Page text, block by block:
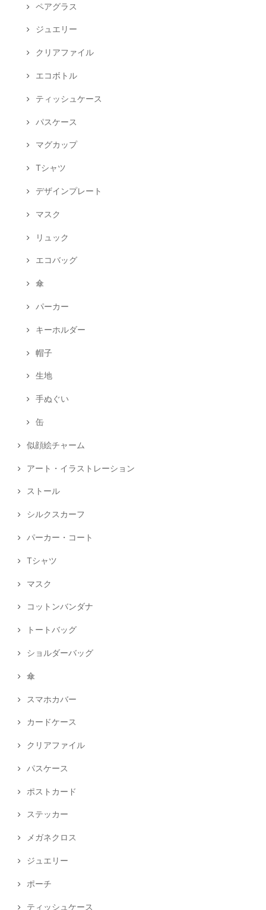
ペアグラス
ジュエリー
クリアファイル
エコボトル
ティッシュケース
パスケース
マグカップ
Tシャツ
デザインプレート
マスク
リュック
エコバッグ
傘
パーカー
キーホルダー
帽子
生地
手ぬぐい
缶
似顔絵チャーム
アート・イラストレーション
ストール
シルクスカーフ
パーカー・コート
Tシャツ
マスク
コットンバンダナ
トートバッグ
ショルダーバッグ
傘
スマホカバー
カードケース
クリアファイル
パスケース
ポストカード
ステッカー
メガネクロス
ジュエリー
ポーチ
ティッシュケース